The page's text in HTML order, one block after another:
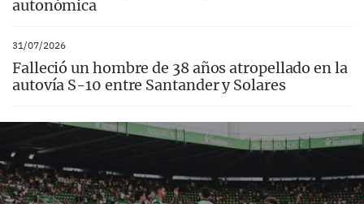
autonómica
31/07/2026
Falleció un hombre de 38 años atropellado en la
autovía S-10 entre Santander y Solares